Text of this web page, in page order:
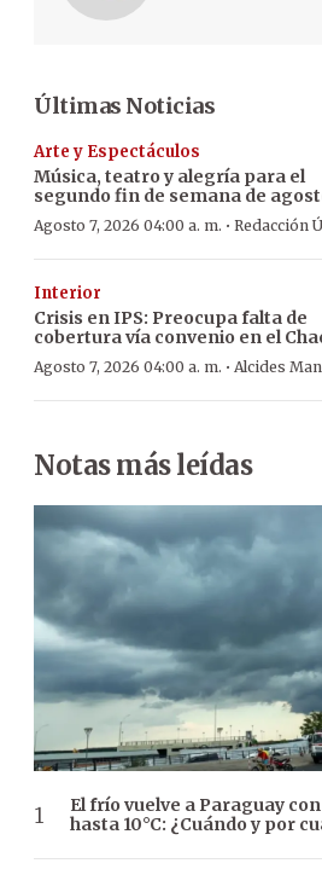
Últimas Noticias
Arte y Espectáculos
Música, teatro y alegría para el
segundo fin de semana de
Agosto 7, 2026 04:00 a. m. · Redacción
Interior
Crisis en IPS: Preocupa falta de
cobertura vía convenio en el
Agosto 7, 2026 04:00 a. m. · Alcides
Notas más leídas
El frío vuelve a Paraguay
hasta 10°C: ¿Cuándo y por